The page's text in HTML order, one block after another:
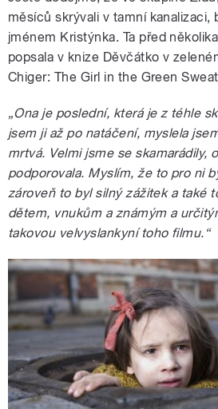
měsíců skrývali v tamní kanalizaci,
jménem Kristýnka. Ta před
popsala v knize Děvčátko v
Chiger: The Girl in the Green
„Ona je poslední, která je z téhle
jsem ji až po natáčení, myslela
mrtvá. Velmi jsme se skamarádily,
podporovala. Myslím, že to pro ni
zároveň to byl silný zážitek a také
dětem, vnukům a známým a
takovou velvyslankyní toho filmu.“